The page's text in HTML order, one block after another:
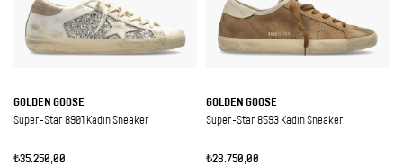
GOLDEN GOOSE
Super-Star 8901 Kadın Sneaker
₺35.250,00
GOLDEN GOOSE
Super-Star 8593 Kadın Sneaker
₺28.750,00